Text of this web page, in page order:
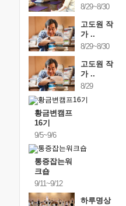
8/29~8/30
고도원 작
가 ..
8/29~8/30
고도원 작
가 ..
8/29
황금변캠프
16기
9/5~9/6
통증잡는워
크숍
9/11~9/12
하루명상